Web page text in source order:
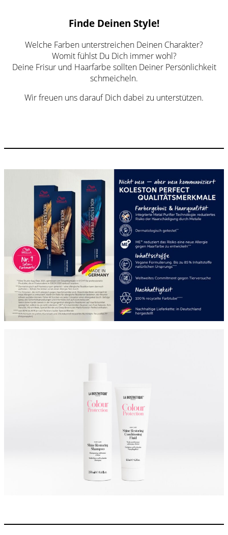
Finde Deinen Style!
Welche Farben unterstreichen Deinen Charakter?
Womit fühlst Du Dich immer wohl?
Deine Frisur und Haarfarbe sollten Deiner Persönlichkeit
schmeicheln.
Wir freuen uns darauf Dich dabei zu unterstützen.